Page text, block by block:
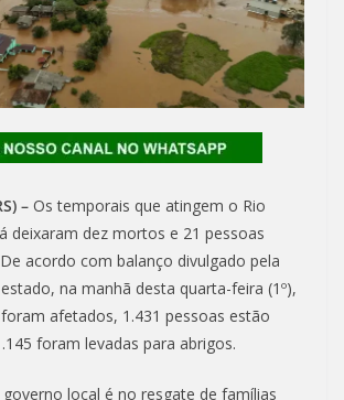
– Os temporais que atingem o Rio
deixaram dez mortos e 21 pessoas
acordo com balanço divulgado pela
na manhã desta quarta-feira (1º),
afetados, 1.431 pessoas estão
foram levadas para abrigos.
local é no resgate de famílias